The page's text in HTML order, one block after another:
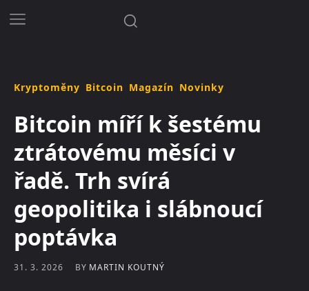
Kryptoměny Bitcoin Magazín Novinky
Bitcoin míří k šestému
ztrátovému měsíci v
řadě. Trh svírá
geopolitika i slábnoucí
poptávka
31. 3. 2026 BY MARTIN KOUTNÝ